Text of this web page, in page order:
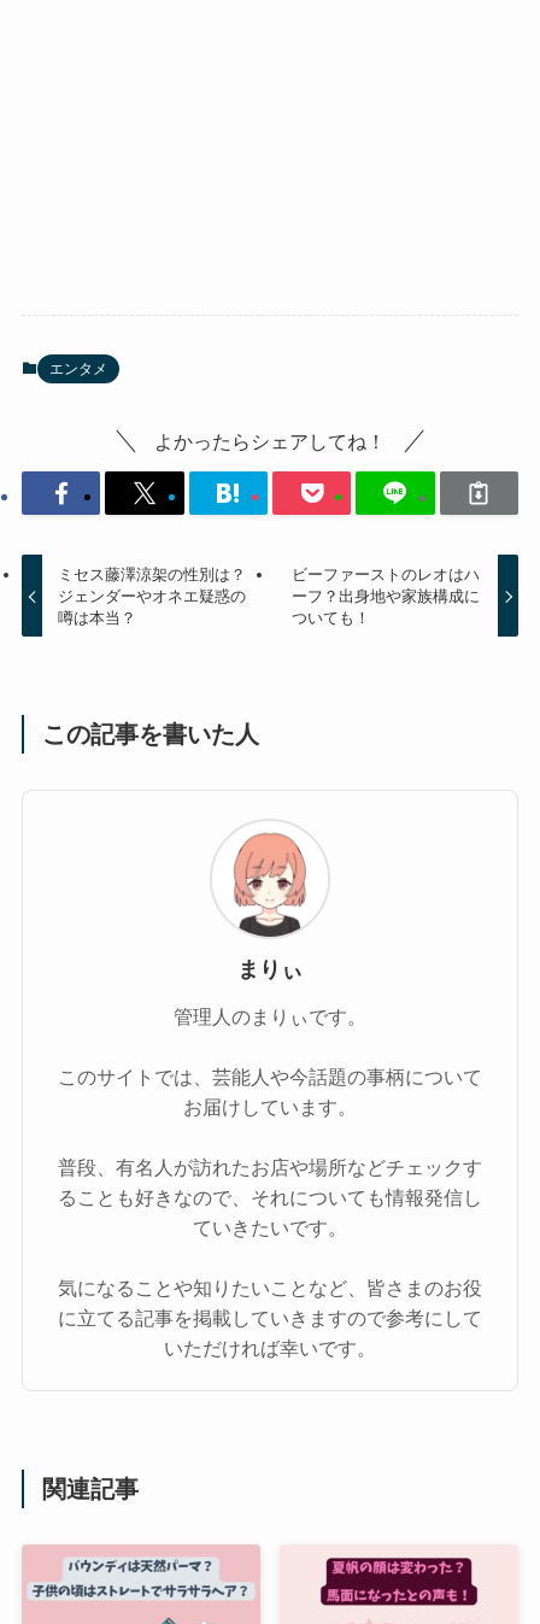
エンタメ
よかったらシェアしてね！
ミセス藤澤涼架の性別は？
ジェンダーやオネエ疑惑の
噂は本当？
ビーファーストのレオはハ
ーフ？出身地や家族構成に
ついても！
この記事を書いた人
まりぃ
管理人のまりぃです。
このサイトでは、芸能人や今話題の事柄について
お届けしています。
普段、有名人が訪れたお店や場所などチェックす
ることも好きなので、それについても情報発信し
ていきたいです。
気になることや知りたいことなど、皆さまのお役
に立てる記事を掲載していきますので参考にして
いただければ幸いです。
関連記事